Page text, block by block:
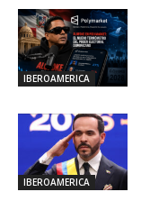
IBEROAMERICA
IBEROAMERICA